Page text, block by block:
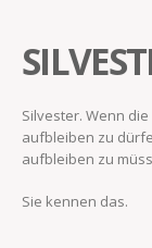
Silvester. Wenn
aufbleiben zu
aufbleiben zu
Sie kennen das.